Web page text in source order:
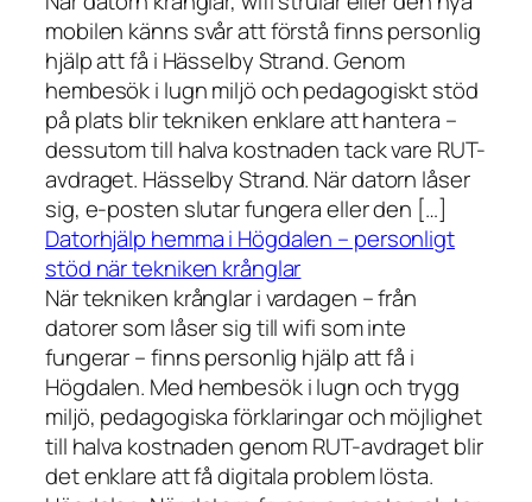
mobilen känns svår att förstå finns personlig
hjälp att få i Hässelby Strand. Genom
hembesök i lugn miljö och pedagogiskt stöd
på plats blir tekniken enklare att hantera –
dessutom till halva kostnaden tack vare RUT-
avdraget. Hässelby Strand. När datorn låser
sig, e-posten slutar fungera eller den […]
Datorhjälp hemma i Högdalen – personligt
stöd när tekniken krånglar
När tekniken krånglar i vardagen – från
datorer som låser sig till wifi som inte
fungerar – finns personlig hjälp att få i
Högdalen. Med hembesök i lugn och trygg
miljö, pedagogiska förklaringar och möjlighet
till halva kostnaden genom RUT-avdraget blir
det enklare att få digitala problem lösta.